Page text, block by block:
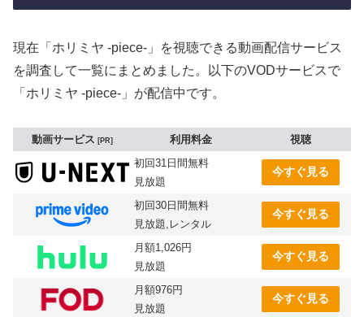
現在「ホリミヤ -piece-」を視聴できる動画配信サービス
を調査して一覧にまとめました。以下のVODサービスで
「ホリミヤ -piece-」が配信中です。
動画サービス PR 利用料金
視聴
初回31日間無料
見放題
今すぐ見る
初回30日間無料
見放題,レンタル
今すぐ見る
月額1,026円
見放題
今すぐ見る
月額976円
見放題
今すぐ見る